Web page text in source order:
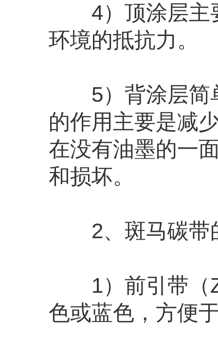
4）顶涂层主要
环境的抵抗力。
5）背涂层简单
的作用主要是减
在没有油墨的一
和损坏。
2、斑马碳带的
1）前引带（
色或蓝色，方便